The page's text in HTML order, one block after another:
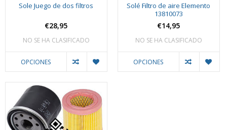
Sole Juego de dos filtros
€28,95
NO SE HA CLASIFICADO
OPCIONES
Solé Filtro de aire Elemento
13810073
€14,95
NO SE HA CLASIFICADO
OPCIONES